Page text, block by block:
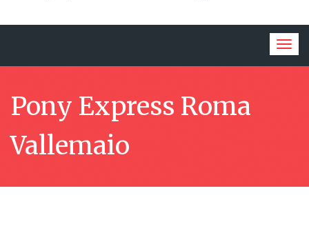
Pony Express Roma
Vallemaio